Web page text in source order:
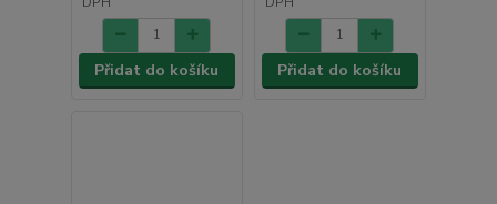
Přidat do košíku Přidat do košíku